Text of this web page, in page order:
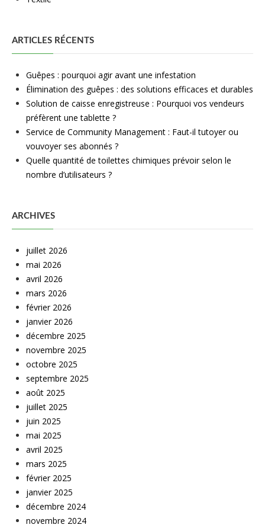
ARTICLES RÉCENTS
Guêpes : pourquoi agir avant une infestation
Élimination des guêpes : des solutions efficaces et durables
Solution de caisse enregistreuse : Pourquoi vos vendeurs
préfèrent une tablette ?
Service de Community Management : Faut-il tutoyer ou
vouvoyer ses abonnés ?
Quelle quantité de toilettes chimiques prévoir selon le
nombre d’utilisateurs ?
ARCHIVES
juillet 2026
mai 2026
avril 2026
mars 2026
février 2026
janvier 2026
décembre 2025
novembre 2025
octobre 2025
septembre 2025
août 2025
juillet 2025
juin 2025
mai 2025
avril 2025
mars 2025
février 2025
janvier 2025
décembre 2024
novembre 2024